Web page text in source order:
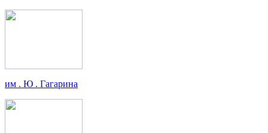
им . Ю . Гагарина